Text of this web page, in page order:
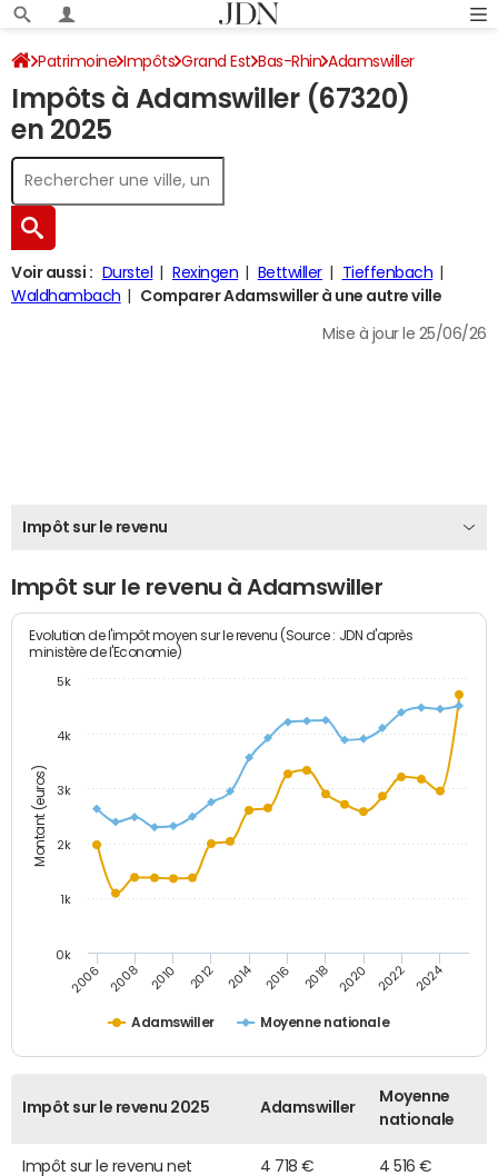
Patrimoine Impôts Grand Est Bas-Rhin Adamswiller
Impôt sur le revenu
Impôts à Adamswiller (67320)
en 2025
Voir aussi : Durstel Rexingen Bettwiller
Tieffenbach
Waldhambach
Comparer Adamswiller à une autre ville
Mise à jour le 25/06/26
Impôt sur le revenu
Impôt sur le revenu à Adamswiller
Montant (euros)
Evolution de l'impôt moyen sur le revenu (Source : JDN d'après
ministère de l'Economie)
Adamswiller Moyenne nationale
2006 2008 2010 2012 2014 2016 2018 2020 2022 2024
0k
1k
2k
3k
4k
5k
Impôt sur le revenu 2025 Adamswiller
Moyenne
nationale
Impôt sur le revenu net
4 718 € 4 516 €